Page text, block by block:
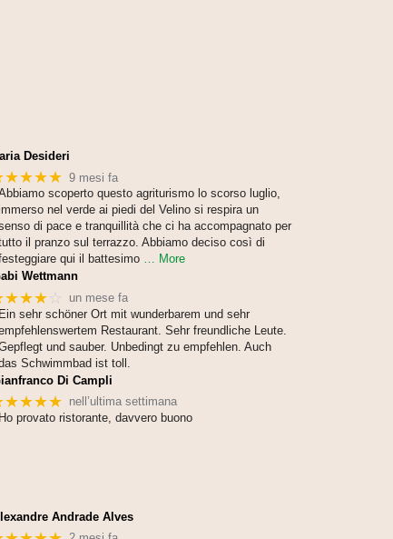
Desideri
9 mesi fa
scoperto questo agriturismo lo scorso luglio,
nel verde ai piedi del Velino si respira un
di pace e tranquillità che ci ha accompagnato per
il pranzo sul terrazzo. Abbiamo deciso così di
qui il battesimo … More
Wettmann
☆
un mese fa
Ein sehr schöner Ort mit wunderbarem und sehr
Restaurant. Sehr freundliche Leute.
und sauber. Unbedingt zu empfehlen. Auch
Schwimmbad ist toll.
Di Campli
nell’ultima settimana
Ho provato ristorante, davvero buono
Andrade Alves